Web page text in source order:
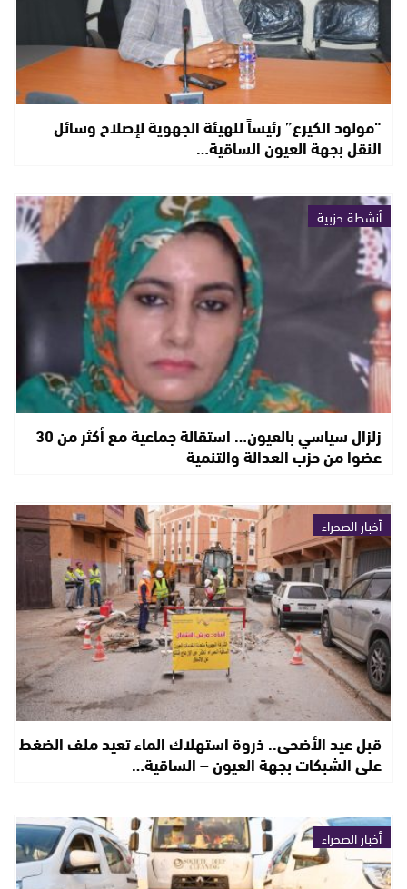
“مولود الكيرع” رئيساً للهيئة الجهوية لإصلاح وسائل
النقل بجهة العيون الساقية…
أنشطة حزبية
زلزال سياسي بالعيون… استقالة جماعية مع أكثر من 30
عضوا من حزب العدالة والتنمية
أخبار الصحراء
قبل عيد الأضحى.. ذروة استهلاك الماء تعيد ملف الضغط
على الشبكات بجهة العيون – الساقية…
أخبار الصحراء